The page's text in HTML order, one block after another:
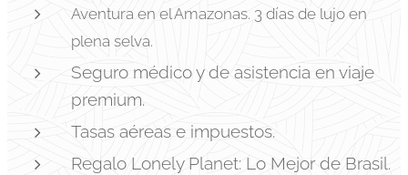
Aventura en el Amazonas. 3 días de lujo en
plena selva.
Seguro médico y de asistencia en viaje
premium.
Tasas aéreas e impuestos.
Regalo Lonely Planet: Lo Mejor de Brasil.